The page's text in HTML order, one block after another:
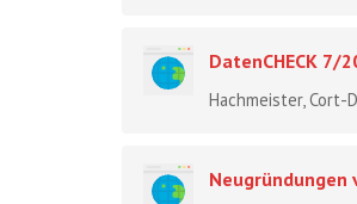
DatenCHECK 7/
Hachmeister, Cort-